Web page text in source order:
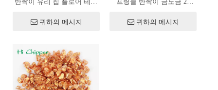
반짝이 유리 칩 플로어 테라
귀하의 메시지
프링클 반짝이 금도금 2-
귀하의 메시지